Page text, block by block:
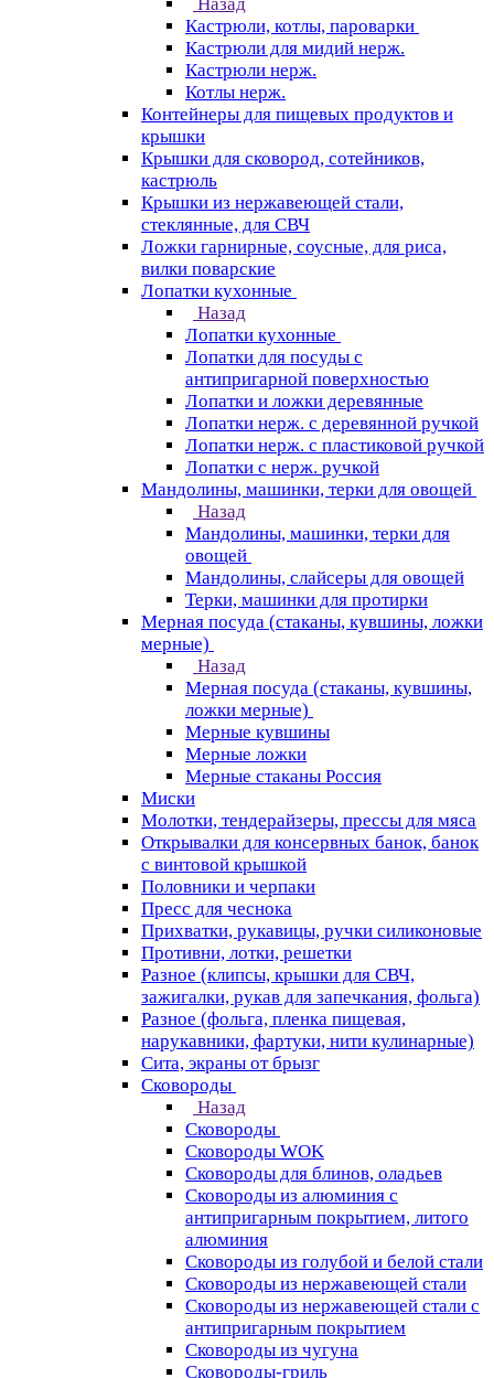
Кастрюли, котлы, пароварки
Кастрюли для мидий нерж.
Кастрюли нерж.
Котлы нерж.
Контейнеры для пищевых продуктов и
крышки
Крышки для сковород, сотейников,
кастрюль
Крышки из нержавеющей стали,
стеклянные, для СВЧ
Ложки гарнирные, соусные, для риса,
вилки поварские
Лопатки кухонные
Назад
Лопатки кухонные
Лопатки для посуды с
антипригарной поверхностью
Лопатки и ложки деревянные
Лопатки нерж. с деревянной ручкой
Лопатки нерж. с пластиковой ручкой
Лопатки с нерж. ручкой
Мандолины, машинки, терки для овощей
Назад
Мандолины, машинки, терки для
овощей
Мандолины, слайсеры для овощей
Терки, машинки для протирки
Мерная посуда (стаканы, кувшины, ложки
мерные)
Назад
Мерная посуда (стаканы, кувшины,
ложки мерные)
Мерные кувшины
Мерные ложки
Мерные стаканы Россия
Миски
Молотки, тендерайзеры, прессы для мяса
Открывалки для консервных банок, банок
с винтовой крышкой
Половники и черпаки
Пресс для чеснока
Прихватки, рукавицы, ручки силиконовые
Противни, лотки, решетки
Разное (клипсы, крышки для СВЧ,
зажигалки, рукав для запечкания, фольга)
Разное (фольга, пленка пищевая,
нарукавники, фартуки, нити кулинарные)
Сита, экраны от брызг
Сковороды
Назад
Сковороды
Сковороды WOK
Сковороды для блинов, оладьев
Сковороды из алюминия с
антипригарным покрытием, литого
алюминия
Сковороды из голубой и белой стали
Сковороды из нержавеющей стали
Сковороды из нержавеющей стали с
антипригарным покрытием
Сковороды из чугуна
Сковороды-гриль